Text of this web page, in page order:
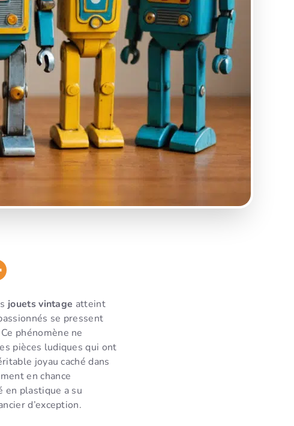
jouets vintage atteint
se pressent
phénomène ne
pièces ludiques qui ont
joyau caché dans
en chance
en plastique a su
d’exception.